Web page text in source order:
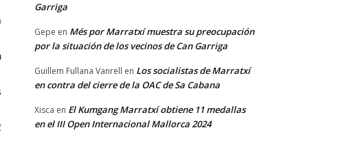
Garriga
Gepe en Més por Marratxí muestra su preocupación
por la situación de los vecinos de Can Garriga
Guillem Fullana Vanrell en Los socialistas de Marratxí
en contra del cierre de la OAC de Sa Cabana
Xisca en El Kumgang Marratxí obtiene 11 medallas
en el III Open Internacional Mallorca 2024